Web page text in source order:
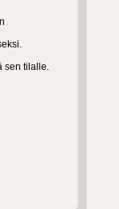
sen tilalle.